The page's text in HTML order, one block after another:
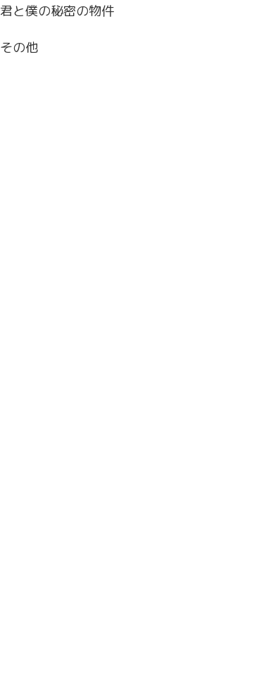
君と僕の秘密の物件
その他